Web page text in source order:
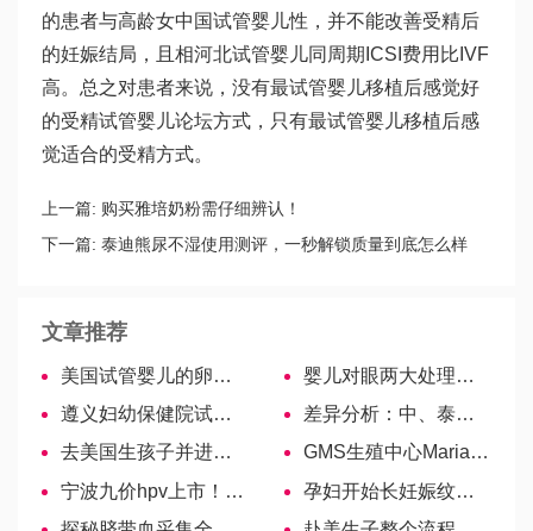
的患者与高龄女中国试管婴儿性，并不能改善受精后
的妊娠结局，且相河北试管婴儿 同周期ICSI费用比IVF
高。总之对患者来说，没有最试管婴儿移植后感觉好
的受精试管婴儿论坛方式，只有最试管婴儿移植后感
觉适合的受精方式。
上一篇: 购买雅培奶粉需仔细辨认！
下一篇: 泰迪熊尿不湿使用测评，一秒解锁质量到底怎么样
文章推荐
美国试管婴儿的卵子提取全过程是什么？
婴儿对眼两大处理办法，“对症下药”是关键
遵义妇幼保健院试管婴儿导航，费用明细及成功率参考
差异分析：中、泰、美、香港、俄罗斯试管婴儿
去美国生孩子并进入海关时，需要注意的事项是什么？
GMS生殖中心Maria Klimenko医生—出色的生育专家
宁波九价hpv上市！第一医院可接种，医保可支付
孕妇开始长妊娠纹有前兆，图文揭秘常见早期症状